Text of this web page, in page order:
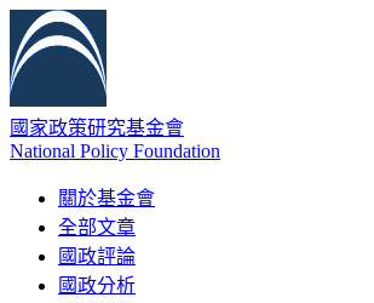
國家政策研究基金會
National Policy Foundation
關於基金會
全部文章
國政評論
國政分析